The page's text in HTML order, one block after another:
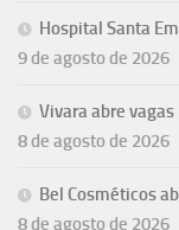
Hospital Santa
9 de agosto de 2026
Vivara abre
8 de agosto de 2026
Bel Cosméticos
8 de agosto de 2026